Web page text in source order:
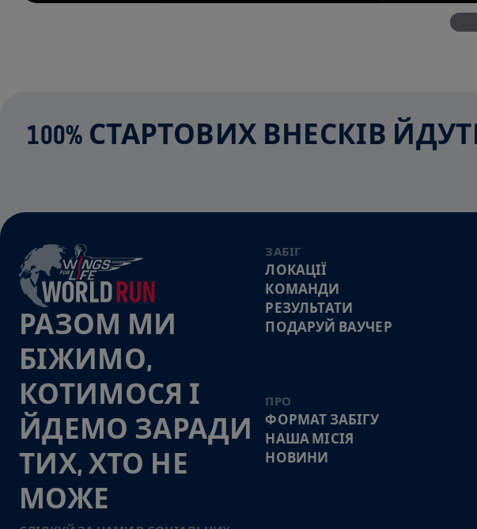
100% СТАРТОВИХ ВНЕСКІВ
РАЗОМ МИ
БІЖИМО,
КОТИМОСЯ І
ЙДЕМО ЗАРАДИ
ТИХ, ХТО НЕ
МОЖЕ
ЗАБІГ
ЛОКАЦІЇ
КОМАНДИ
РЕЗУЛЬТАТИ
ПОДАРУЙ ВАУЧЕР
ПРО
ФОРМАТ ЗАБІГУ
НАША МІСІЯ
НОВИНИ